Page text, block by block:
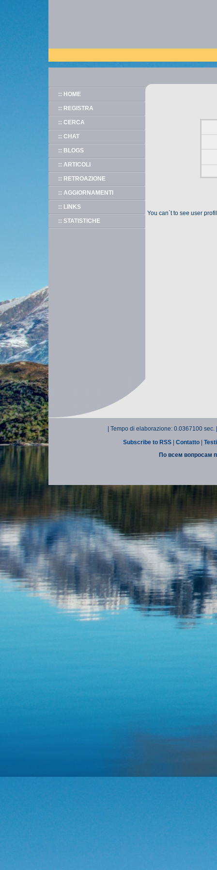
:: HOME
:: REGISTRA
:: CERCA
:: CHAT
:: BLOGS
:: ARTICOLI
:: RETROAZIONE
:: AGGIORNAMENTI
:: LINKS
:: STATISTICHE
You can`t to see user
| Tempo di elaborazione: 0.0367100 sec.
Subscribe to RSS
Contatto
По всем вопросам